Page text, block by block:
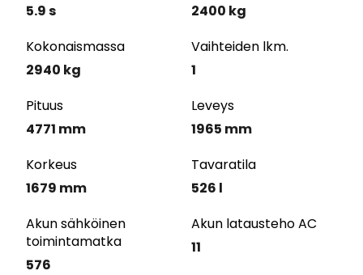
5.9 s
2400 kg
Kokonaismassa
2940 kg
Vaihteiden lkm.
1
Pituus
4771 mm
Leveys
1965 mm
Korkeus
1679 mm
Tavaratila
526 l
Akun sähköinen
toimintamatka
576
Akun latausteho AC
11